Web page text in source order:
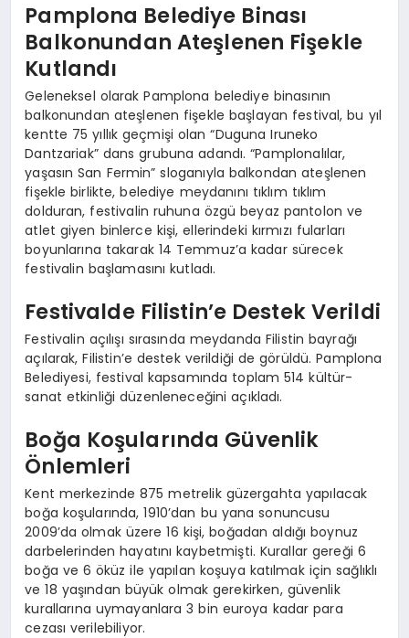
Pamplona Belediye Binası
Balkonundan Ateşlenen Fişekle
Kutlandı
Geleneksel olarak Pamplona belediye binasının
balkonundan ateşlenen fişekle başlayan festival, bu yıl
kentte 75 yıllık geçmişi olan “Duguna Iruneko
Dantzariak” dans grubuna adandı. “Pamplonalılar,
yaşasın San Fermin” sloganıyla balkondan ateşlenen
fişekle birlikte, belediye meydanını tıklım tıklım
dolduran, festivalin ruhuna özgü beyaz pantolon ve
atlet giyen binlerce kişi, ellerindeki kırmızı fularları
boyunlarına takarak 14 Temmuz’a kadar sürecek
festivalin başlamasını kutladı.
Festivalde Filistin’e Destek Verildi
Festivalin açılışı sırasında meydanda Filistin bayrağı
açılarak, Filistin’e destek verildiği de görüldü. Pamplona
Belediyesi, festival kapsamında toplam 514 kültür-
sanat etkinliği düzenleneceğini açıkladı.
Boğa Koşularında Güvenlik
Önlemleri
Kent merkezinde 875 metrelik güzergahta yapılacak
boğa koşularında, 1910’dan bu yana sonuncusu
2009’da olmak üzere 16 kişi, boğadan aldığı boynuz
darbelerinden hayatını kaybetmişti. Kurallar gereği 6
boğa ve 6 öküz ile yapılan koşuya katılmak için sağlıklı
ve 18 yaşından büyük olmak gerekirken, güvenlik
kurallarına uymayanlara 3 bin euroya kadar para
cezası verilebiliyor.